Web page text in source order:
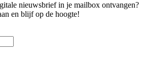
nieuwsbrief in je mailbox ontvangen?
en blijf op de hoogte!